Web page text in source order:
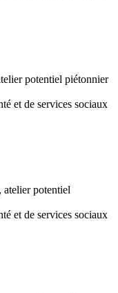
potentiel piétonnier
et de services sociaux
atelier potentiel
et de services sociaux